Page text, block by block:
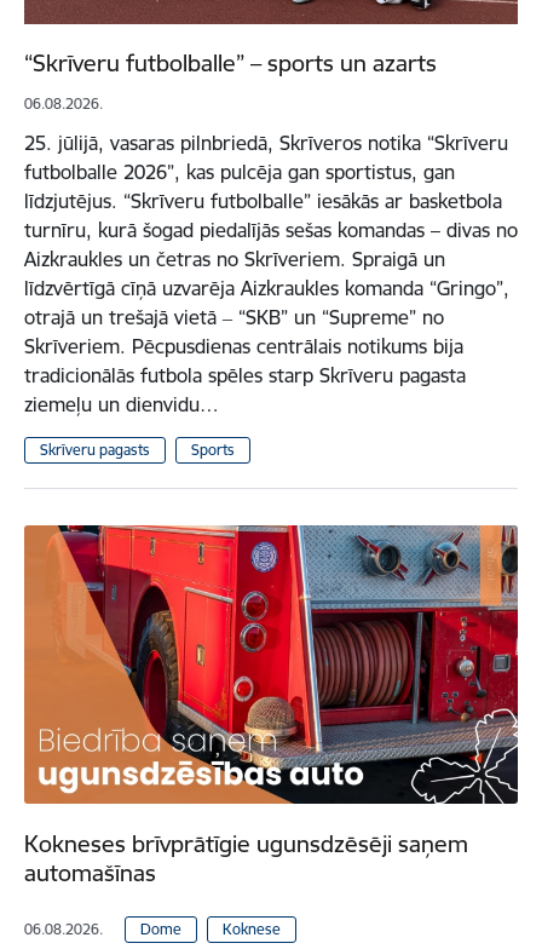
“Skrīveru futbolballe” – sports un azarts
06.08.2026.
25. jūlijā, vasaras pilnbriedā, Skrīveros notika “Skrīveru
futbolballe 2026”, kas pulcēja gan sportistus, gan
līdzjutējus. “Skrīveru futbolballe” iesākās ar basketbola
turnīru, kurā šogad piedalījās sešas komandas – divas no
Aizkraukles un četras no Skrīveriem. Spraigā un
līdzvērtīgā cīņā uzvarēja Aizkraukles komanda “Gringo”,
otrajā un trešajā vietā ‒ “SKB” un “Supreme” no
Skrīveriem. Pēcpusdienas centrālais notikums bija
tradicionālās futbola spēles starp Skrīveru pagasta
ziemeļu un dienvidu…
Skrīveru pagasts Sports
Kokneses brīvprātīgie ugunsdzēsēji saņem
automašīnas
06.08.2026. Dome Koknese